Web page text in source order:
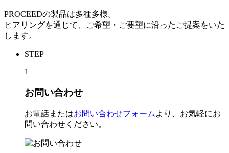
PROCEEDの製品は多種多様。
ヒアリングを通じて、ご希望・ご要望に沿ったご提案をいた
します。
STEP
1
お問い合わせ
お電話またはお問い合わせフォーム より、お気軽にお
問い合わせください。